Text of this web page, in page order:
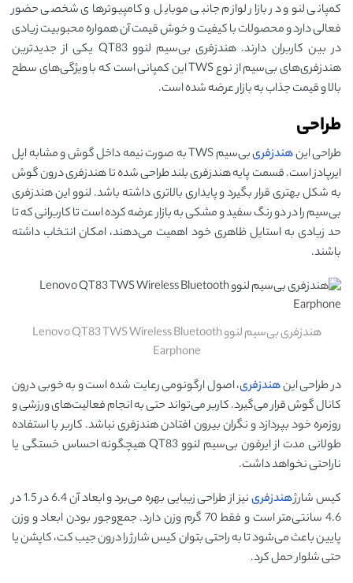
کمپانی لنوو در بازار لوازم جانبی موبایل و کامپیوترهای شخصی حضور
فعالی دارد و محصولات با کیفیت و خوش قیمت آن همواره محبوبیت زیادی
در بین کاربران دارند. هندزفری بی‌سیم لنوو QT83 یکی از جدیدترین
هندزفری‌های بی‌سیم از نوع TWS این کمپانی است که با ویژگی‌های سطح
بالا و قیمت جذاب به بازار عرضه شده است.
طراحی
طراحی اینهندزفری
بی‌سیم TWS به صورت نیمه داخل گوش و مشابه اپل
ایرپادز است. قسمت پایه هندزفری بلند طراحی شده تا هندزفری درون گوش
به شکل بهتری قرار بگیرد و پایداری بالاتری داشته باشد. لنوو این هندزفری
بی‌سیم را در دو رنگ سفید و مشکی به بازار عرضه کرده است تا کاربرانی که تا
حد زیادی به استایل ظاهری خود اهمیت می‌دهند، امکان انتخاب داشته
باشند.
هندزفری بی‌سیم لنوو Lenovo QT83 TWS Wireless Bluetooth
Earphone
در طراحی اینهندزفری، اصول ارگونومی رعایت شده است و به خوبی درون
کانال گوش قرار می‌گیرد. کاربر می‌تواند حتی به انجام فعالیت‌های ورزشی و
روزمره خود بپردازد و نگران بیرون افتادن هندزفری نباشد. کاربر با استفاده
طولانی مدت از ایرفون بی‌سیم لنوو QT83 هیچگونه احساس خستگی یا
ناراحتی نخواهد داشت.
کیس شارژهندزفری
نیز از طراحی زیبایی بهره می‌برد و ابعاد آن 6.4 در 1.5 در
4.6 سانتی‌متر است و فقط 70 گرم وزن دارد. جمع‌وجور بودن ابعاد و وزن
پایین باعث می‌شود تا به راحتی بتوان کیس شارژ را درون جیب کت، کاپشن یا
حتی شلوار حمل کرد.